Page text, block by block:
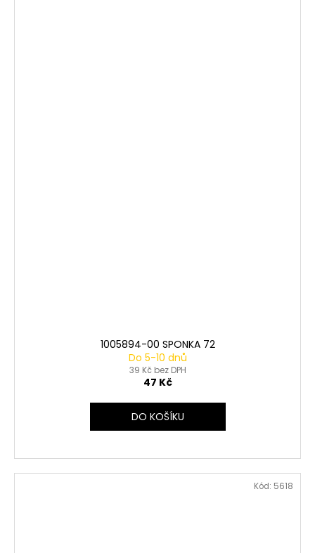
1005894-00 SPONKA 72
Do 5-10 dnů
39 Kč bez DPH
47 Kč
DO KOŠÍKU
Kód: 5618